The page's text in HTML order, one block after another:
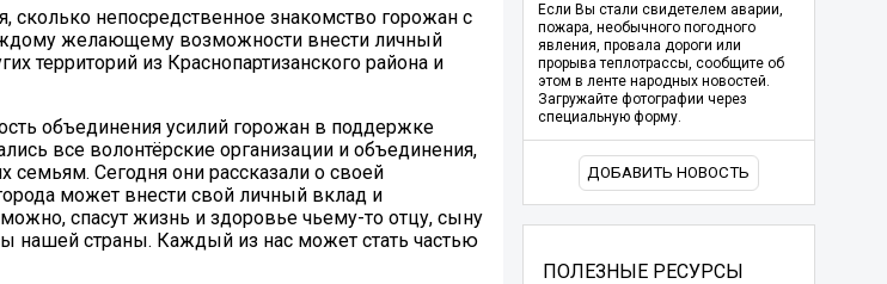
сколько непосредственное знакомство горожан с
желающему возможности внести личный
территорий из Краснопартизанского района и
объединения усилий горожан в поддержке
все волонтёрские организации и объединения,
Сегодня они рассказали о своей
может внести свой личный вклад и
спасут жизнь и здоровье чьему-то отцу, сыну
нашей страны. Каждый из нас может стать частью
Если Вы стали свидетелем аварии,
пожара, необычного погодного
явления, провала дороги или
прорыва теплотрассы, сообщите об
этом в ленте народных новостей.
Загружайте фотографии через
специальную форму.
ДОБАВИТЬ НОВОСТЬ
ПОЛЕЗНЫЕ РЕСУРСЫ